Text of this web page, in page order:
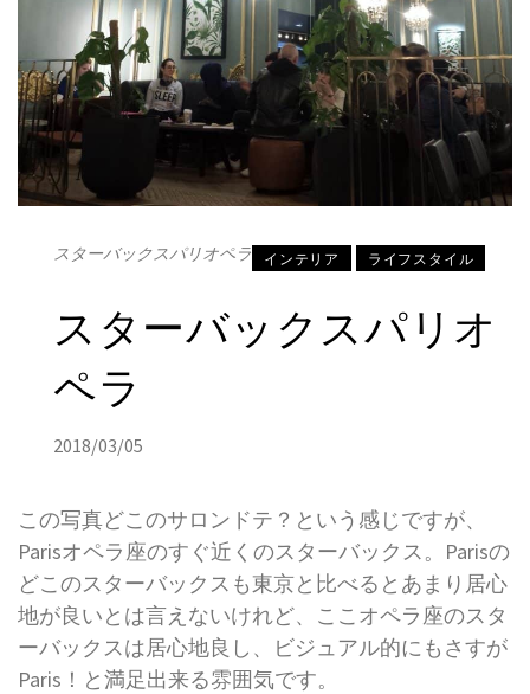
スターバックスパリオペラ インテリア ライフスタイル
スターバックスパリオ
ペラ
2018/03/05
この写真どこのサロンドテ？という感じですが、
Parisオペラ座のすぐ近くのスターバックス。 Parisの
どこのスターバックスも東京と比べるとあまり居心
地が良いとは言えないけれど、 ここオペラ座のスタ
ーバックスは居心地良し、
ビジュアル的にもさすが
Paris！と満足出来る雰囲気です。